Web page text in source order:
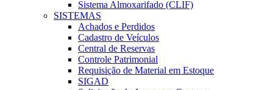
Sistema Almoxarifado (CLIF)
SISTEMAS
Achados e Perdidos
Cadastro de Veículos
Central de Reservas
Controle Patrimonial
Requisição de Material em Estoque
SIGAD